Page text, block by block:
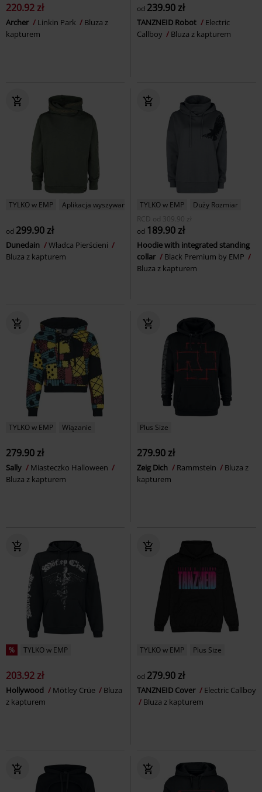
220.92 zł
Archer Linkin Park
Bluza z
kapturem
od 239.90 zł
TANZNEID Robot
Electric
Callboy
Bluza z kapturem
TYLKO w EMP Aplikacja wyszywana
od 299.90 zł
Dunedain
Władca Pierścieni
Bluza z kapturem
TYLKO w EMP
Duży Rozmiar
RCD
od 309.90 zł
od 189.90 zł
Hoodie with integrated standing
collar
Black Premium by EMP
Bluza z kapturem
TYLKO w EMP Wiązanie
279.90 zł
Sally
Miasteczko Halloween
Bluza z kapturem
Plus Size
279.90 zł
Zeig Dich Rammstein
Bluza z
kapturem
% TYLKO w EMP
203.92 zł
Hollywood Mötley Crüe
Bluza
z kapturem
TYLKO w EMP Plus Size
od 279.90 zł
TANZNEID Cover
Electric Callboy
Bluza z kapturem